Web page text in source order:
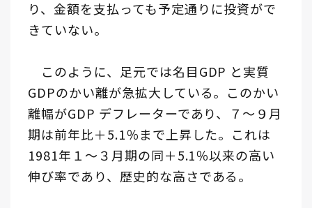
り、金額を支払っても予定通りに投資がで
きていない。
このように、足元では名目GDP と実質
GDPのかい離が急拡大している。このかい
離幅がGDP デフレーターであり、７～９月
期は前年比＋5.1％まで上昇した。これは
1981年１～３月期の同＋5.1％以来の高い
伸び率であり、歴史的な高さである。